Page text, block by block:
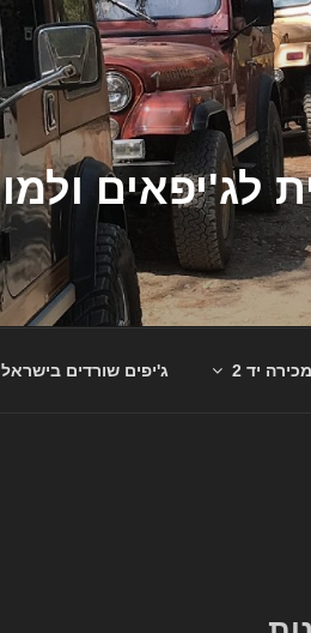
יד 2 ג'יפים שורדים בישראל